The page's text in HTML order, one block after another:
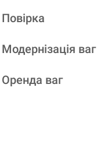
Повірка
Модернізація ваг
Оренда ваг